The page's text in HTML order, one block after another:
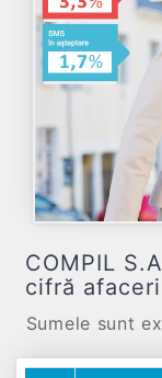
COMPIL
cifră
Sumele sunt